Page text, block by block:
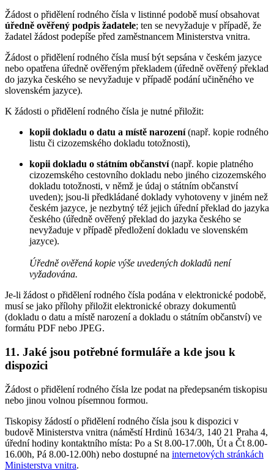
Žádost o přidělení rodného čísla v listinné podobě musí obsahovat
úředně ověřený podpis žadatele; ten se nevyžaduje v případě, že
žadatel žádost podepíše před zaměstnancem Ministerstva vnitra.
Žádost o přidělení rodného čísla musí být sepsána v českém jazyce
nebo opatřena úředně ověřeným překladem (úředně ověřený překlad
do jazyka českého se nevyžaduje v případě podání učiněného ve
slovenském jazyce).
K žádosti o přidělení rodného čísla je nutné přiložit:
kopii dokladu o datu a místě narození(např. kopie rodného
listu či cizozemského dokladu totožnosti),
kopii dokladu o státním občanství(např. kopie platného
cizozemského cestovního dokladu nebo jiného cizozemského
dokladu totožnosti, v němž je údaj o státním občanství
uveden); jsou-li předkládané doklady vyhotoveny v jiném než
českém jazyce, je nezbytný též jejich úřední překlad do jazyka
českého (úředně ověřený překlad do jazyka českého se
nevyžaduje v případě předložení dokladu ve slovenském
jazyce).
Úředně ověřená kopie výše uvedených dokladů není
vyžadována.
Je-li žádost o přidělení rodného čísla podána v elektronické podobě,
musí se jako přílohy přiložit elektronické obrazy dokumentů
(dokladu o datu a místě narození a dokladu o státním občanství) ve
formátu PDF nebo JPEG.
11. Jaké jsou potřebné formuláře a kde jsou k
dispozici
Žádost o přidělení rodného čísla lze podat na předepsaném tiskopisu
nebo jinou volnou písemnou formou.
Tiskopisy žádostí o přidělení rodného čísla jsou k dispozici v
budově Ministerstva vnitra (náměstí Hrdinů 1634/3, 140 21 Praha 4,
úřední hodiny kontaktního místa: Po a St 8.00-17.00h, Út a Čt 8.00-
16.00h, Pá 8.00-12.00h) nebo dostupné na internetových stránkách
Ministerstva vnitra.